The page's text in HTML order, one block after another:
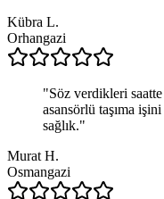
Kübra L.
Orhangazi
"Söz verdikleri
asansörlü taşıma
sağlık."
Murat H.
Osmangazi